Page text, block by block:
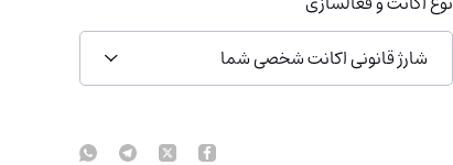
شارژ قانونی اکانت شخصی شما